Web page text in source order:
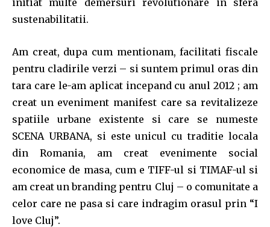
sustenabilitatii.
Am creat, dupa cum mentionam, facilitati fiscale
pentru cladirile verzi – si suntem primul oras din
tara care le-am aplicat incepand cu anul 2012 ; am
creat un eveniment manifest care sa revitalizeze
spatiile urbane existente si care se numeste
SCENA URBANA, si este unicul cu traditie locala
din Romania, am creat evenimente social
economice de masa, cum e TIFF-ul si TIMAF-ul si
am creat un branding pentru Cluj – o comunitate a
celor care ne pasa si care indragim orasul prin “I
love Cluj”.